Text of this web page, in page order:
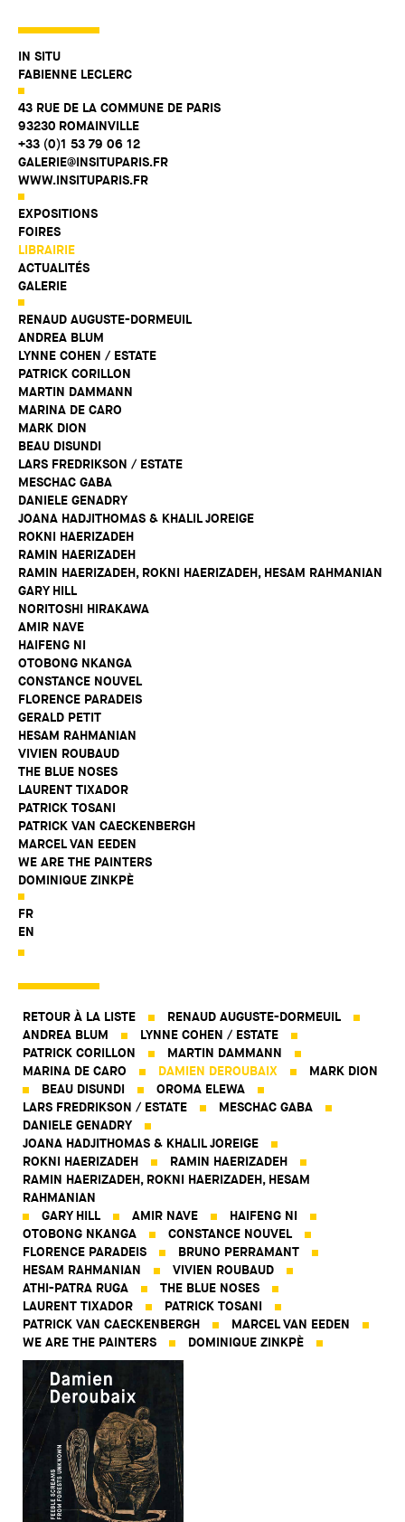
IN SITU
FABIENNE LECLERC
43 RUE DE LA COMMUNE DE PARIS
93230 ROMAINVILLE
+33 (0)1 53 79 06 12
GALERIE@INSITUPARIS.FR
WWW.INSITUPARIS.FR
EXPOSITIONS
FOIRES
LIBRAIRIE
ACTUALITÉS
GALERIE
RENAUD AUGUSTE-DORMEUIL
ANDREA BLUM
LYNNE COHEN / ESTATE
PATRICK CORILLON
MARTIN DAMMANN
MARINA DE CARO
MARK DION
BEAU DISUNDI
LARS FREDRIKSON / ESTATE
MESCHAC GABA
DANIELE GENADRY
JOANA HADJITHOMAS & KHALIL JOREIGE
ROKNI HAERIZADEH
RAMIN HAERIZADEH
RAMIN HAERIZADEH, ROKNI HAERIZADEH, HESAM RAHMANIAN
GARY HILL
NORITOSHI HIRAKAWA
AMIR NAVE
HAIFENG NI
OTOBONG NKANGA
CONSTANCE NOUVEL
FLORENCE PARADEIS
GERALD PETIT
HESAM RAHMANIAN
VIVIEN ROUBAUD
THE BLUE NOSES
LAURENT TIXADOR
PATRICK TOSANI
PATRICK VAN CAECKENBERGH
MARCEL VAN EEDEN
WE ARE THE PAINTERS
DOMINIQUE ZINKPÈ
FR
EN
RETOUR À LA LISTE
RENAUD AUGUSTE-DORMEUIL
ANDREA BLUM
LYNNE COHEN / ESTATE
PATRICK CORILLON
MARTIN DAMMANN
MARINA DE CARO
DAMIEN DEROUBAIX
MARK DION
BEAU DISUNDI
OROMA ELEWA
LARS FREDRIKSON / ESTATE
MESCHAC GABA
DANIELE GENADRY
JOANA HADJITHOMAS & KHALIL JOREIGE
ROKNI HAERIZADEH
RAMIN HAERIZADEH
RAMIN HAERIZADEH, ROKNI HAERIZADEH, HESAM
RAHMANIAN
GARY HILL
AMIR NAVE
HAIFENG NI
OTOBONG NKANGA
CONSTANCE NOUVEL
FLORENCE PARADEIS
BRUNO PERRAMANT
HESAM RAHMANIAN
VIVIEN ROUBAUD
ATHI-PATRA RUGA
THE BLUE NOSES
LAURENT TIXADOR
PATRICK TOSANI
PATRICK VAN CAECKENBERGH
MARCEL VAN EEDEN
WE ARE THE PAINTERS
DOMINIQUE ZINKPÈ